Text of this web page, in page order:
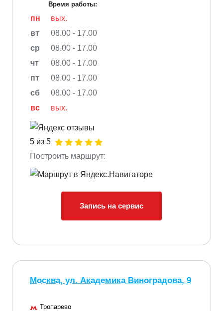
Время работы:
пн
вых.
вт
08.00 - 17.00
ср
08.00 - 17.00
чт
08.00 - 17.00
пт
08.00 - 17.00
сб
08.00 - 17.00
вс
вых.
5 из 5
Построить маршрут:
Запись на сервис
Москва, ул. Академика Виноградова, 9
Тропарево